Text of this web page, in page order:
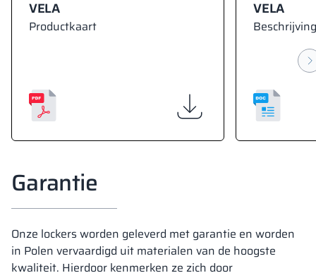
VELA
Productkaart
VELA
Garantie
Onze lockers worden geleverd met garantie en worden
in Polen vervaardigd uit materialen van de hoogste
kwaliteit. Hierdoor kenmerken ze zich door